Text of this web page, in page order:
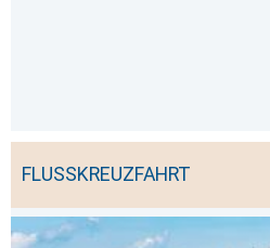
FLUSSKREUZFAHRT